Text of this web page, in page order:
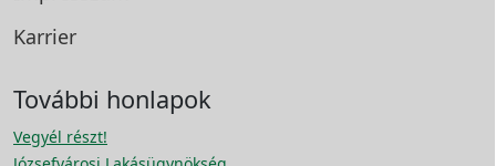
Karrier
További honlapok
Vegyél részt!